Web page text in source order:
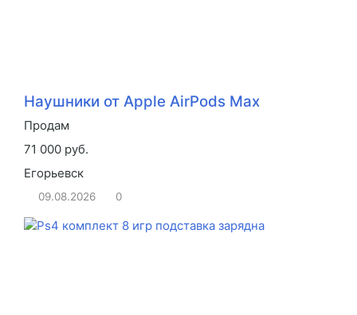
Наушники от Apple AirPods Max
Продам
71 000 руб.
Егорьевск
09.08.2026 0